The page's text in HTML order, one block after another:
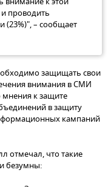
проводить
– сообщает
защищать свои
внимания в СМИ
мнения к защите
в защиту
кампаний
отмечал, что такие
безумны: